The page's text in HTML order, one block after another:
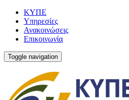
ΚΥΠΕ
Υπηρεσίες
Ανακοινώσεις
Επικοινωνία
Toggle navigation